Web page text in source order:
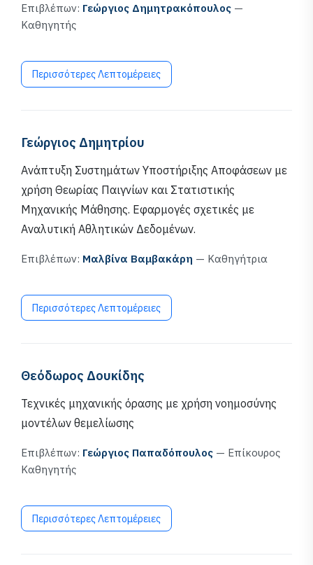
Επιβλέπων: Γεώργιος Δημητρακόπουλος —
Καθηγητής
Περισσότερες Λεπτομέρειες
Γεώργιος Δημητρίου
Ανάπτυξη Συστημάτων Υποστήριξης Αποφάσεων με
χρήση Θεωρίας Παιγνίων και Στατιστικής
Μηχανικής Μάθησης. Εφαρμογές σχετικές με
Αναλυτική Αθλητικών Δεδομένων.
Επιβλέπων: Μαλβίνα Βαμβακάρη — Καθηγήτρια
Περισσότερες Λεπτομέρειες
Θεόδωρος Δουκίδης
Τεχνικές μηχανικής όρασης με χρήση νοημοσύνης
μοντέλων θεμελίωσης
Επιβλέπων: Γεώργιος Παπαδόπουλος — Επίκουρος
Καθηγητής
Περισσότερες Λεπτομέρειες